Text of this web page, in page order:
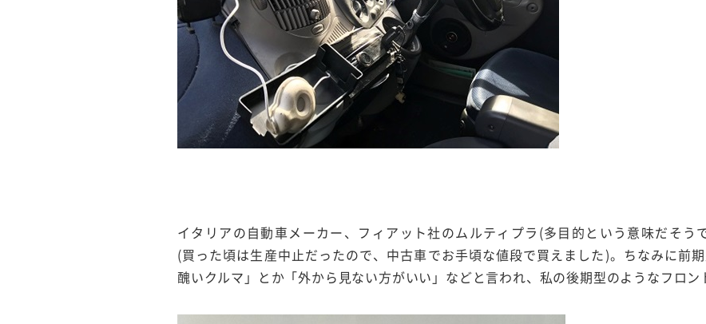
イタリアの自動車メーカー、フィアット社のムルティプラ(多目的という意味だそう
(買った頃は生産中止だったので、中古車でお手頃な値段で買えました)。ちなみに前
醜いクルマ」とか「外から見ない方がいい」などと言われ、私の後期型のようなフロン